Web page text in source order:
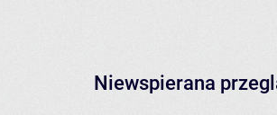
Niewspierana